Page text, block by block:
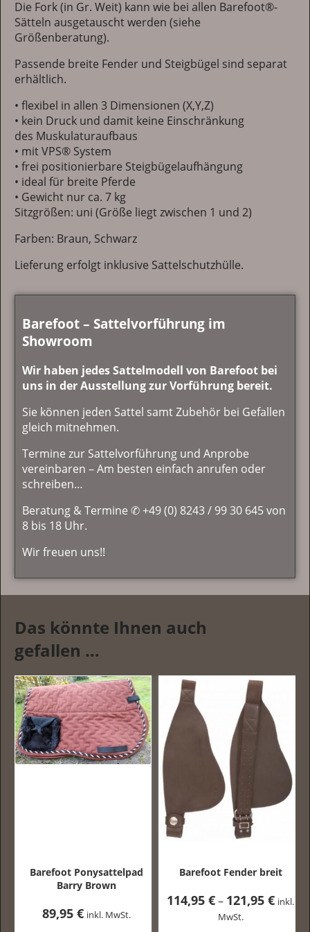
Die Fork (in Gr. Weit) kann wie bei allen Barefoot®-
Sätteln ausgetauscht werden (siehe
Größenberatung).
Passende breite Fender und Steigbügel sind separat
erhältlich.
• flexibel in allen 3 Dimensionen (X,Y,Z)
• kein Druck und damit keine Einschränkung
des Muskulaturaufbaus
• mit VPS® System
• frei positionierbare Steigbügelaufhängung
• ideal für breite Pferde
• Gewicht nur ca. 7 kg
Sitzgrößen: uni (Größe liegt zwischen 1 und 2)
Farben: Braun, Schwarz
Lieferung erfolgt inklusive Sattelschutzhülle.
Barefoot – Sattelvorführung im
Showroom
Wir haben jedes Sattelmodell von Barefoot bei
uns in der Ausstellung zur Vorführung bereit.
Sie können jeden Sattel samt Zubehör bei Gefallen
gleich mitnehmen.
Termine zur Sattelvorführung und Anprobe
vereinbaren – Am besten einfach anrufen oder
schreiben…
Beratung & Termine ✆ +49 (0) 8243 / 99 30 645 von
8 bis 18 Uhr.
Wir freuen uns!!
Das könnte Ihnen auch
gefallen …
Ponysattelpad
inkl. MwSt.
Barefoot Fender breit
121,95 €Preisspanne:
114,95 €
inkl.